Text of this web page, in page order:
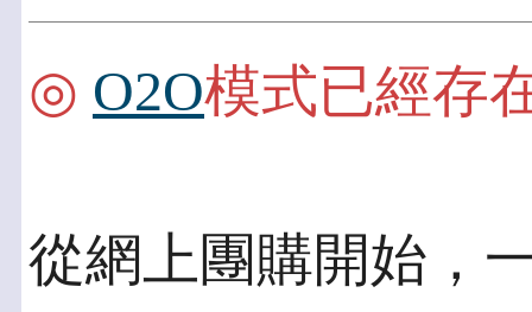
◎ O2O模式已經存
從網上團購開始，